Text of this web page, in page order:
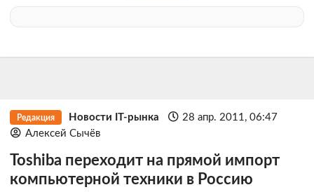
Редакция Новости IT-рынка
28 апр. 2011, 06:47
Алексей Сычёв
Toshiba переходит на прямой импорт
компьютерной техники в Россию